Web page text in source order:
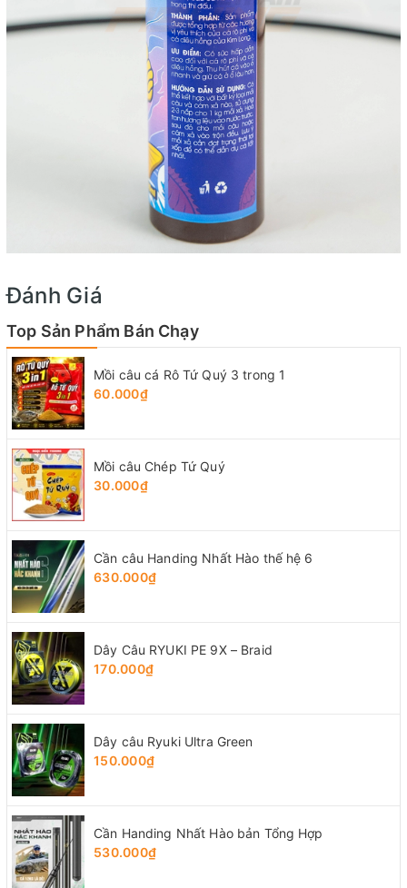
Đánh Giá
Top Sản Phẩm Bán Chạy
Mồi câu cá Rô Tứ Quý 3 trong 1
60.000₫
Mồi câu Chép Tứ Quý
30.000₫
Cần câu Handing Nhất Hào thế hệ 6
630.000₫
Dây Câu RYUKI PE 9X – Braid
170.000₫
Dây câu Ryuki Ultra Green
150.000₫
Cần Handing Nhất Hào bản Tổng Hợp
530.000₫